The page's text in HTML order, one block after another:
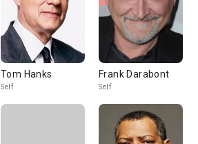
Tom Hanks
Self
Frank Darabont
Self